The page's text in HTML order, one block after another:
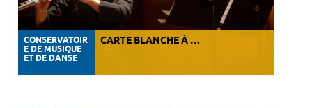
CONSERVATOIR
E DE MUSIQUE
ET DE DANSE
CARTE BLANCHE À …